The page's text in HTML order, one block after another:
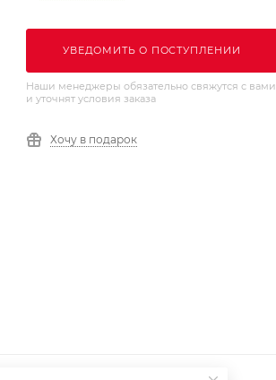
УВЕДОМИТЬ О ПОСТУПЛЕНИИ
Наши менеджеры обязательно свяжутся с вами
и уточнят условия заказа
Хочу в подарок